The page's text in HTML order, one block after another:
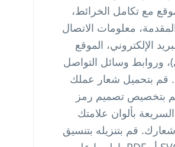
مع تكامل الخرائط،
معلومات الاتصال
الإلكتروني، الموقع
وروابط وسائل التواصل
قم بتحميل شعار عملك
بتخصيص تصميم رمز
بألوان علامتك
قم بتنزيله بتنسيق